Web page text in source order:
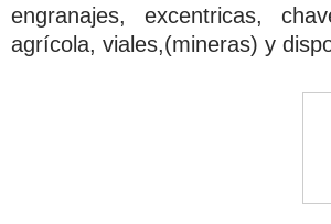
engranajes, excentricas,
agrícola, viales,(mineras) y